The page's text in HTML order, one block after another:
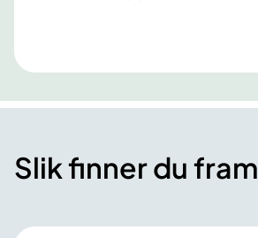
Slik finner du fram